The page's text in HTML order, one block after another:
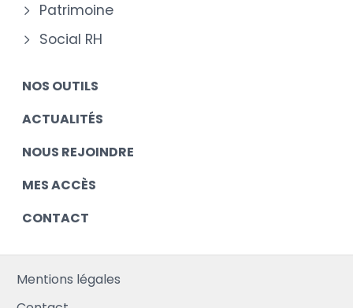
Patrimoine
Social RH
NOS OUTILS
ACTUALITÉS
NOUS REJOINDRE
MES ACCÈS
CONTACT
Mentions légales